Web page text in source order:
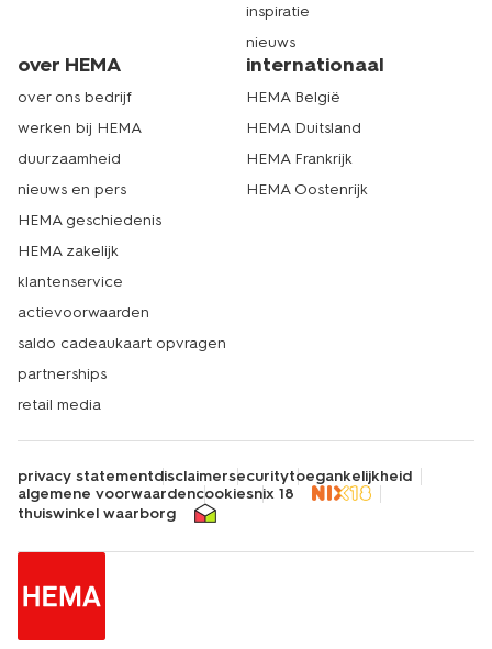
inspiratie
nieuws
over HEMA
over ons bedrijf
werken bij HEMA
duurzaamheid
nieuws en pers
HEMA geschiedenis
HEMA zakelijk
klantenservice
actievoorwaarden
saldo cadeaukaart opvragen
partnerships
retail media
internationaal
HEMA België
HEMA Duitsland
HEMA Frankrijk
HEMA Oostenrijk
privacy statementdisclaimersecuritytoegankelijkheid
algemene voorwaardencookiesnix 18
thuiswinkel waarborg